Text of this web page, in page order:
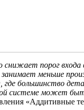
порог
меньше
большинство
системе может
«Аддитивные